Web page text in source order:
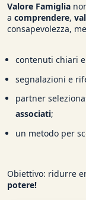
Valore Famiglia
a comprendere,
consapevolezza,
contenuti chiari
segnalazioni e
partner
associati;
un metodo per
Obiettivo: ridurre
potere!